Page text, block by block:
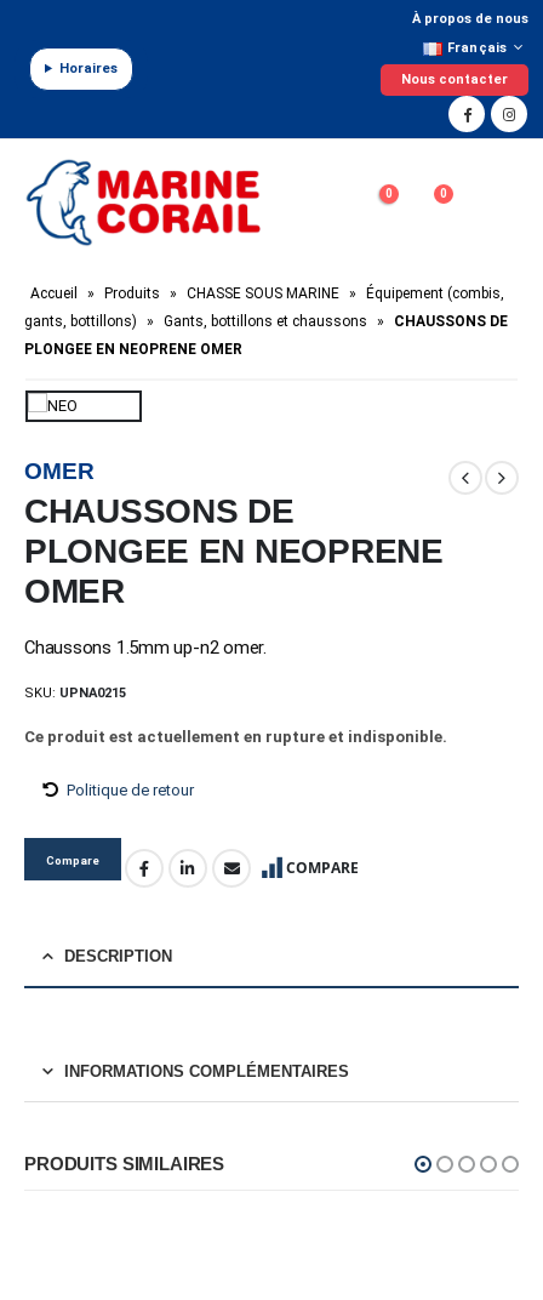
Horaires
À propos de nous
Français
Nous contacter
0 0
Accueil » Produits » CHASSE SOUS MARINE »
Équipement (combis,
gants, bottillons)
» Gants, bottillons et chaussons »
CHAUSSONS DE
PLONGEE EN NEOPRENE OMER
OMER
CHAUSSONS DE
PLONGEE EN NEOPRENE
OMER
Chaussons 1.5mm up-n2 omer.
SKU: UPNA0215
Ce produit est actuellement en rupture et indisponible.
Politique de retour
Compare COMPARE
DESCRIPTION
INFORMATIONS COMPLÉMENTAIRES
PRODUITS SIMILAIRES